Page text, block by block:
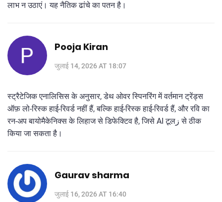
लाभ न उठाएं। यह नैतिक ढांचे का पतन है।
Pooja Kiran
जुलाई 14, 2026 AT 18:07
स्ट्रैटेजिक एनालिसिस के अनुसार, डेथ ओवर स्पिनरिंग में वर्तमान ट्रेंड्स
ऑफ़ लो-रिस्क हाई-रिवर्ड नहीं हैं, बल्कि हाई-रिस्क हाई-रिवर्ड हैं, और रवि का
रन-अप बायोमैकेनिक्स के लिहाज से डिफेक्टिव है, जिसे AI टूलز से ठीक
किया जा सकता है।
Gaurav sharma
जुलाई 16, 2026 AT 16:40